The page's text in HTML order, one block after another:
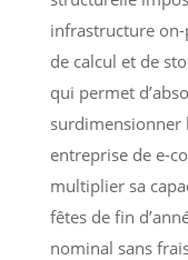
infrastructure on-
de calcul et de
qui permet
surdimensionner
entreprise de e-
multiplier sa
fêtes de fin
nominal sans